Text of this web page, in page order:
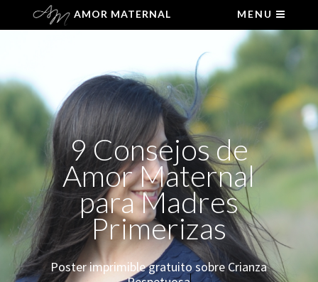
AMOR MATERNAL MENU
9 Consejos de
Amor Maternal
para Madres
Primerizas
Poster imprimible gratuito sobre